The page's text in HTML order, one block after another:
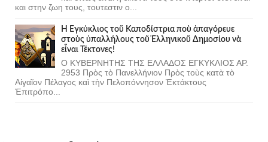
και στην ζωη τους, τουτεστιν ο...
Ἡ Ἐγκύκλιος τοῦ Καποδίστρια ποὺ ἀπαγόρευε
στοὺς ὑπαλλήλους τοῦ Ἑλληνικοῦ Δημοσίου νὰ
εἶναι Τέκτονες!
Ο ΚΥΒΕΡΝΗΤΗΣ ΤΗΣ ΕΛΛΑΔΟΣ ΕΓΚΥΚΛΙΟΣ ΑΡ.
2953 Πρὸς τὸ Πανελλήνιον Πρὸς τοὺς κατὰ τὸ
Αἰγαῖον Πέλαγος καὶ τὴν Πελοπόννησον Ἐκτάκτους
Ἐπιτρόπο...